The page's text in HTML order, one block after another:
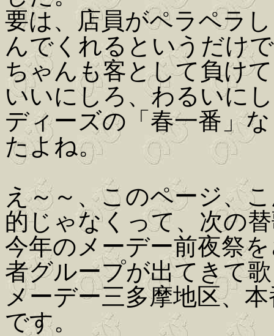
要は、店員がペラペラ
んでくれるというだけ
ちゃんも客として負け
いいにしろ、わるいに
ディーズの「春一番」
たよね。
え～～、このページ、
的じゃなくって、次の
今年のメーデー前夜祭
者グループが出てきて
メーデー三多摩地区、
です。